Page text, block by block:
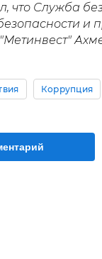
что Служба
и
Коррупция